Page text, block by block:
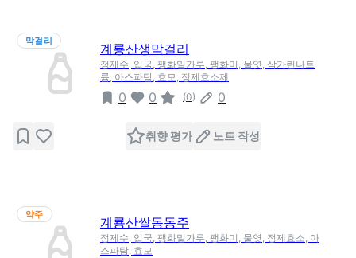
막걸리
계룡산생막걸리
정제수, 입국, 팽화밀가루, 팽화미, 물엿, 삭카린나트
륨, 아스파탐, 효모, 정제효소제
0 0 (0) 0
취향 평가 노트 작성
약주
계룡산쌀동동주
정제수, 입국, 팽화밀가루, 팽화미, 물엿, 정제효소, 아
스파탐, 효모